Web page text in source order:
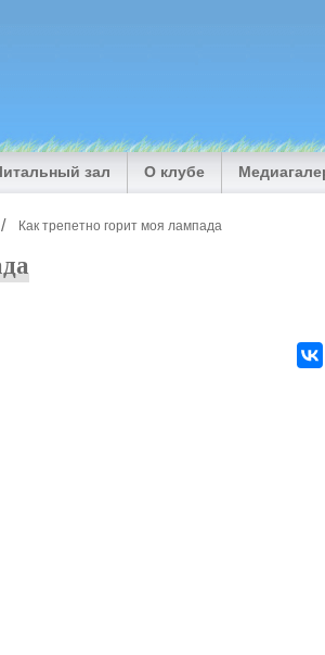
зал О клубе
Как трепетно горит моя лампада